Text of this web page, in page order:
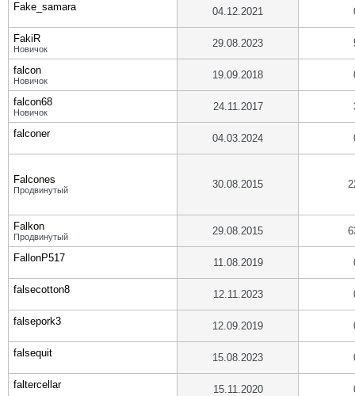
Fake_samara 04.12.2021
FakiR
Новичок 29.08.2023
falcon
Новичок 19.09.2018
falcon68
Новичок 24.11.2017
falconer 04.03.2024
Falcones
Продвинутый 30.08.2015
Falkon
Продвинутый 29.08.2015
FallonP517 11.08.2019
falsecotton8 12.11.2023
falsepork3 12.09.2019
falsequit 15.08.2023
faltercellar 15.11.2020